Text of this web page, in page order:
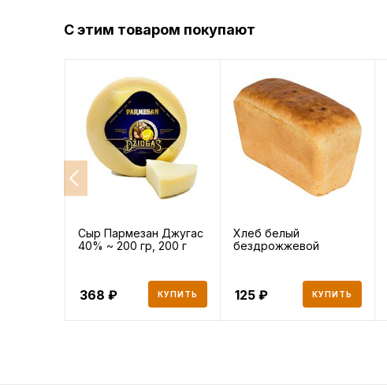
С этим товаром покупают
Сыр Пармезан Джугас
40% ~ 200 гр, 200 г
368 КУПИТЬ
Хлеб белый
бездрожжевой
125 КУПИТЬ